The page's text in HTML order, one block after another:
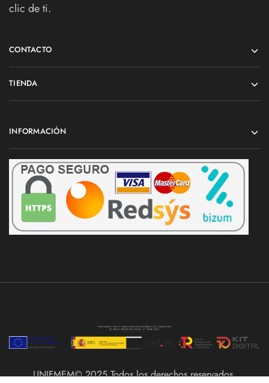
clic de ti.
CONTACTO
TIENDA
INFORMACIÓN
UNIFMEM© 2025 Todos los derechos reservados.